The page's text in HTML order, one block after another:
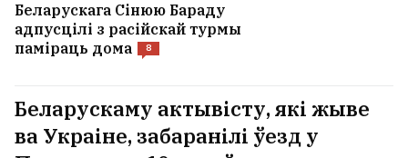
Беларускага Сінюю Бараду
адпусцілі з расійскай турмы
паміраць дома
8
Беларускаму актывісту, які жыве
ва Украіне, забаранілі ўезд у